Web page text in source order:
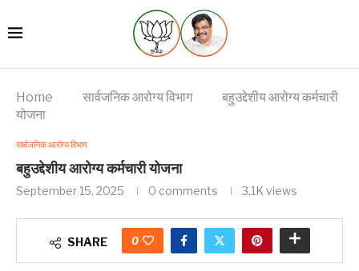
Home सार्वजनिक आरोग्य विभाग
बहुउद्देशीय आरोग्य कर्मचारी
योजना
सार्वजनिक आरोग्य विभाग
बहुउद्देशीय आरोग्य कर्मचारी योजना
September 15, 2025 0 comments 3.1K views
SHARE 0